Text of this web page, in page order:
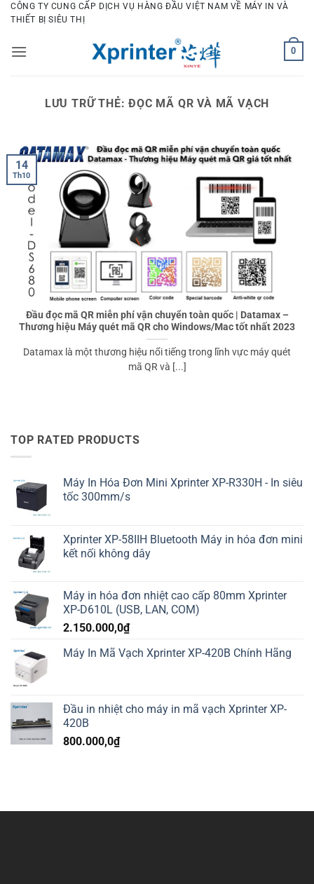
Bỏ
qua
dung
CÔNG TY CUNG CẤP DỊCH VỤ HÀNG ĐẦU VIỆT NAM VỀ MÁY IN VÀ
THIẾT BỊ SIÊU THỊ
0
LƯU TRỮ THẺ:ĐỌC MÃ QR VÀ MÃ VẠCH
Đầu đọc mã QR miễn phí vận chuyển toàn quốc | Datamax –
Thương hiệu Máy quét mã QR cho Windows/Mac tốt nhất 2023
Datamax là một thương hiệu nổi tiếng trong lĩnh vực máy quét
mã QR và [...]
14
Th10
TOP RATED PRODUCTS
Máy In Hóa Đơn Mini Xprinter XP-R330H - In siêu
tốc 300mm/s
Xprinter XP-58IIH Bluetooth Máy in hóa đơn mini
kết nối không dây
Máy in hóa đơn nhiệt cao cấp 80mm Xprinter
XP-D610L (USB, LAN, COM)
2.150.000,0₫
Máy In Mã Vạch Xprinter XP-420B Chính Hãng
Đầu in nhiệt cho máy in mã vạch Xprinter XP-
420B
800.000,0₫